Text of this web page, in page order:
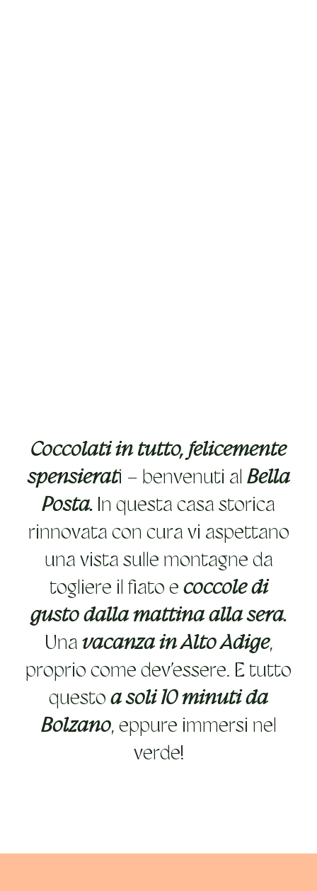
Coccolati in tutto, felicemente
spensierati – benvenuti al Bella
Posta. In questa casa storica
rinnovata con cura vi aspettano
una vista sulle montagne da
togliere il fiato e coccole di
gusto dalla mattina alla sera.
Una vacanza in Alto Adige,
proprio come dev’essere. E tutto
questo a soli 10 minuti da
Bolzano, eppure immersi nel
verde!